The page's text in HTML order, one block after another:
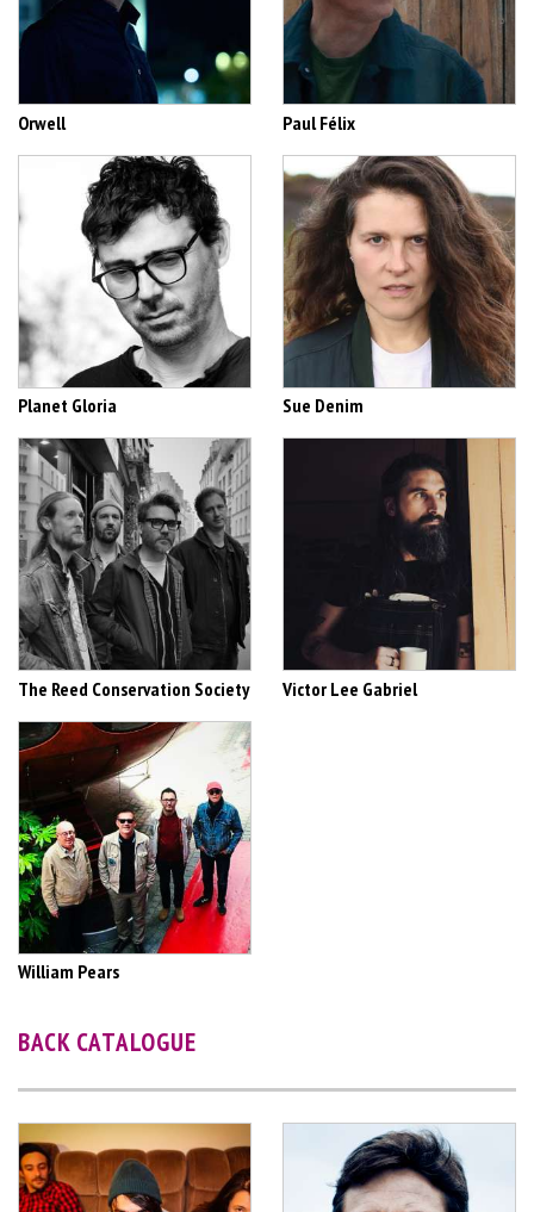
Orwell Paul Félix
Planet Gloria Sue Denim
The Reed Conservation Society Victor Lee Gabriel
William Pears
BACK CATALOGUE